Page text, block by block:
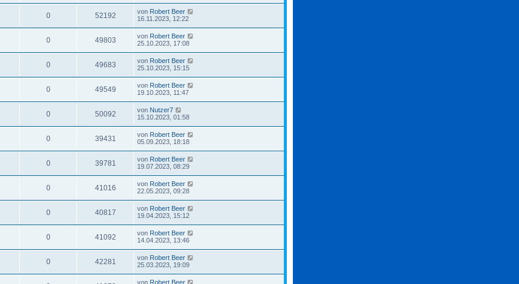
0 52192 von Robert Beer
16.11.2023, 12:22
0 49803 von Robert Beer
25.10.2023, 17:08
0 49683 von Robert Beer
25.10.2023, 15:15
0 49549 von Robert Beer
19.10.2023, 11:47
0 50092 von Nutzer7
15.10.2023, 01:58
0 39431 von Robert Beer
05.09.2023, 18:18
0 39781 von Robert Beer
19.07.2023, 08:29
0 41016 von Robert Beer
22.05.2023, 09:28
0 40817 von Robert Beer
19.04.2023, 15:12
0 41092 von Robert Beer
14.04.2023, 13:46
0 42281 von Robert Beer
25.03.2023, 19:09
von Robert Beer